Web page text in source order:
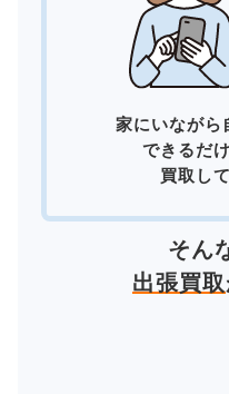
家にいながら
できるだ
買取し
そん
出張買取